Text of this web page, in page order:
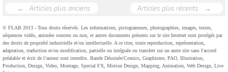
← Articles plus anciens Articles plus récents →
© FLAB 2013 - Tous droits réservés. Les informations, pictogrammes, photographies, images, textes,
séquences vidéo, animées sonores ou non, et autres documents présents sur le site Internet sont protégés par
des droits de propriété industrielle et/ou intellectuelle. A ce titre, toute reproduction, représentation,
adaptation, traduction et/ou modification, partielle ou intégrale ou transfert sur un autre site sans l'accord
préalable et écrit de l’auteur sont interdits. Bande Déssinée/Comics, Graphisme, PAO, Illustration,
Production, Design, Video, Montage, Special FX, Motion Design, Mapping, Animation, Web Design, Live